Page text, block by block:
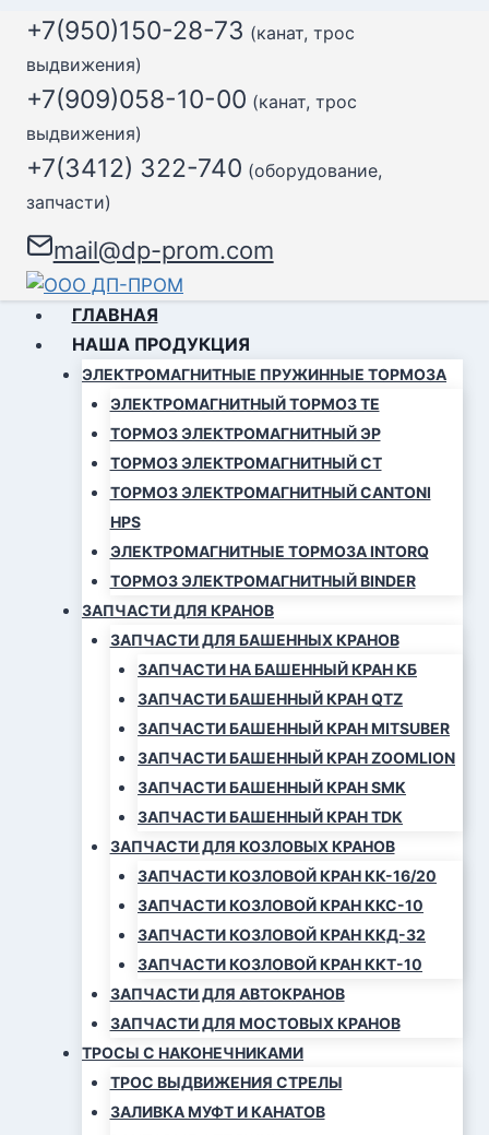
Перейти
содержимому
+7(950)150-28-73 (канат, трос
выдвижения)
+7(909)058-10-00 (канат, трос
выдвижения)
+7(3412) 322-740 (оборудование,
запчасти)
mail@dp-prom.com
ГЛАВНАЯ
НАША ПРОДУКЦИЯ
ЭЛЕКТРОМАГНИТНЫЕ ПРУЖИННЫЕ ТОРМОЗА
ЭЛЕКТРОМАГНИТНЫЙ ТОРМОЗ ТЕ
ТОРМОЗ ЭЛЕКТРОМАГНИТНЫЙ ЭР
ТОРМОЗ ЭЛЕКТРОМАГНИТНЫЙ СТ
ТОРМОЗ ЭЛЕКТРОМАГНИТНЫЙ CANTONI
HPS
ЭЛЕКТРОМАГНИТНЫЕ ТОРМОЗА INTORQ
ТОРМОЗ ЭЛЕКТРОМАГНИТНЫЙ BINDER
ЗАПЧАСТИ ДЛЯ КРАНОВ
ЗАПЧАСТИ ДЛЯ БАШЕННЫХ КРАНОВ
ЗАПЧАСТИ НА БАШЕННЫЙ КРАН КБ
ЗАПЧАСТИ БАШЕННЫЙ КРАН QTZ
ЗАПЧАСТИ БАШЕННЫЙ КРАН MITSUBER
ЗАПЧАСТИ БАШЕННЫЙ КРАН ZOOMLION
ЗАПЧАСТИ БАШЕННЫЙ КРАН SMK
ЗАПЧАСТИ БАШЕННЫЙ КРАН TDK
ЗАПЧАСТИ ДЛЯ КОЗЛОВЫХ КРАНОВ
ЗАПЧАСТИ КОЗЛОВОЙ КРАН КК-16/20
ЗАПЧАСТИ КОЗЛОВОЙ КРАН ККС-10
ЗАПЧАСТИ КОЗЛОВОЙ КРАН ККД-32
ЗАПЧАСТИ КОЗЛОВОЙ КРАН ККТ-10
ЗАПЧАСТИ ДЛЯ АВТОКРАНОВ
ЗАПЧАСТИ ДЛЯ МОСТОВЫХ КРАНОВ
ТРОСЫ С НАКОНЕЧНИКАМИ
ТРОС ВЫДВИЖЕНИЯ СТРЕЛЫ
ЗАЛИВКА МУФТ И КАНАТОВ